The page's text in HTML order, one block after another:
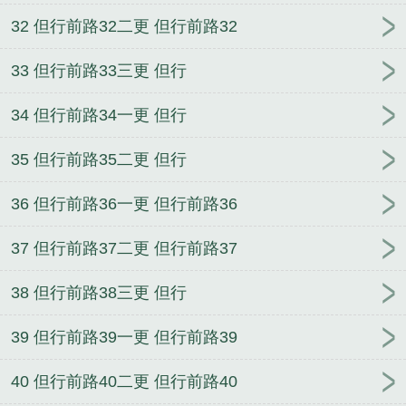
32 但行前路32二更 但行前路32
33 但行前路33三更 但行
34 但行前路34一更 但行
35 但行前路35二更 但行
36 但行前路36一更 但行前路36
37 但行前路37二更 但行前路37
38 但行前路38三更 但行
39 但行前路39一更 但行前路39
40 但行前路40二更 但行前路40